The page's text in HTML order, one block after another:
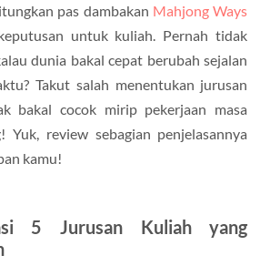
pas dambakan Mahjong Ways
untuk kuliah. Pernah tidak
dunia bakal cepat berubah sejalan
Takut salah menentukan jurusan
bakal cocok mirip pekerjaan masa
Yuk, review sebagian penjelasannya
kamu!
5 Jurusan Kuliah yang